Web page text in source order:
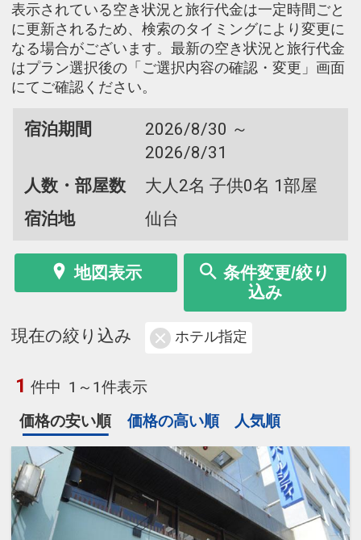
表示されている空き状況と旅行代金は一定時間ごと
に更新されるため、検索のタイミングにより変更に
なる場合がございます。最新の空き状況と旅行代金
はプラン選択後の「ご選択内容の確認・変更」画面
にてご確認ください。
宿泊期間
2026/8/30 ～
2026/8/31
人数・部屋数
大人2名 子供0名 1部屋
宿泊地
仙台
地図表示
条件変更/絞り
込み
現在の絞り込み ホテル指定
1 件中 1～1件表示
価格の安い順
価格の高い順 人気順